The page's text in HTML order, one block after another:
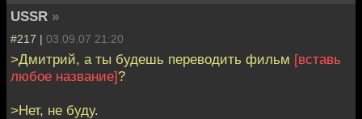
USSR »
#217 | 03.09.07 21:20
>Дмитрий, а ты будешь переводить фильм [вставь
любое название]?
>Нет, не буду.